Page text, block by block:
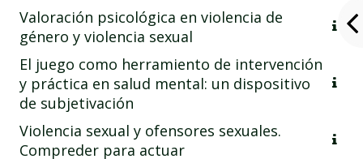
Valoración psicológica en violencia de
género y violencia sexual
El juego como herramiento de intervención
y práctica en salud mental: un dispositivo
de subjetivación
Violencia sexual y ofensores sexuales.
Compreder para actuar